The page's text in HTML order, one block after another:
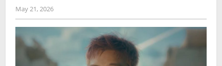
May 21, 2026by
Kidihae